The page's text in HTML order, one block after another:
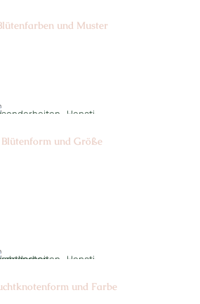
und Muster
und Größe
und Farbe